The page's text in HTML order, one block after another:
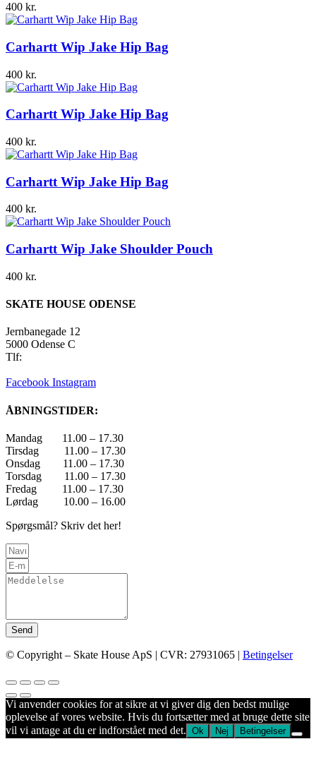
400 kr.
Carhartt Wip Jake Hip Bag
400 kr.
Carhartt Wip Jake Hip Bag
400 kr.
Carhartt Wip Jake Hip Bag
400 kr.
Carhartt Wip Jake Shoulder Pouch
400 kr.
SKATE HOUSE ODENSE
Jernbanegade 12
5000 Odense C
Tlf:
Facebook Instagram
ÅBNINGSTIDER:
Mandag 11.00 – 17.30
Tirsdag 11.00 – 17.30
Onsdag 11.00 – 17.30
Torsdag 11.00 – 17.30
Fredag 11.00 – 17.30
Lørdag 10.00 – 16.00
Spørgsmål? Skriv det her!
Send
© Copyright – Skate House ApS | CVR: 27931065 | Betingelser
Vi anvender cookies for at sikre at vi giver dig den bedst mulige
oplevelse af vores website. Hvis du fortsætter med at bruge dette site
vil vi antage at du er indforstået med det. Ok Nej Betingelser